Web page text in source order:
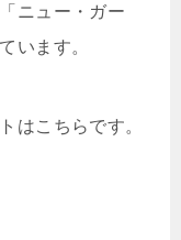
ニュー・ガー
います。
はこちらです。